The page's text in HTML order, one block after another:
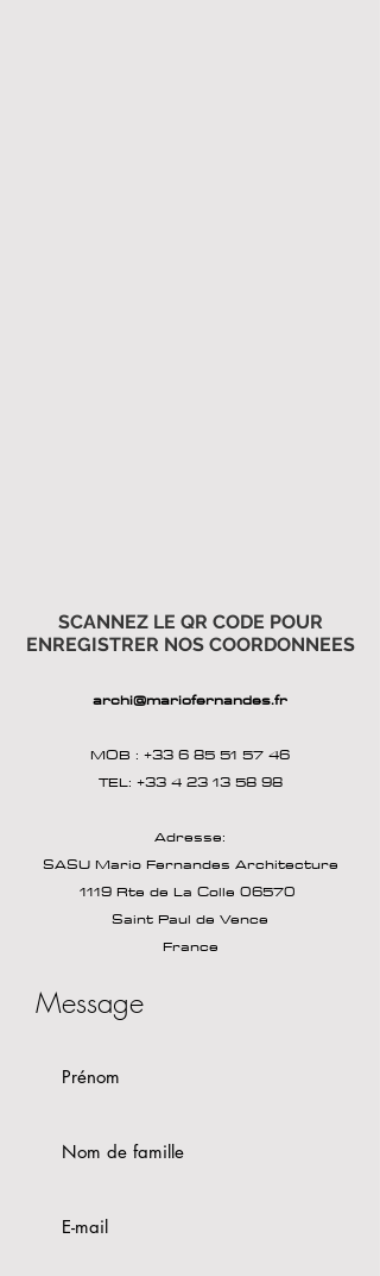
SCANNEZ LE QR CODE POUR
ENREGISTRER NOS COORDONNEES
archi@mariofernandes.fr
MOB : +33 6 85 51 57 46
TEL: +33 4 23 13 58 98
Adresse:
SASU Mario Fernandes Architecture
1119 Rte de La Colle 06570
Saint Paul de Vence
France
Message